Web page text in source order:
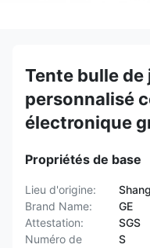
Tente bulle
personnalisé
électronique
Propriétés de base
Lieu d'origine:
Brand Name:
GE
Attestation:
SGS
Numéro de
S